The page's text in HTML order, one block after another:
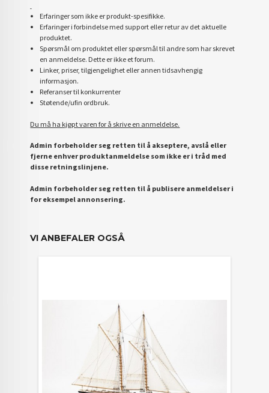
Erfaringer som ikke er produkt-spesifikke.
Erfaringer i forbindelse med support eller retur av det aktuelle
produktet.
Spørsmål om produktet eller spørsmål til andre som har skrevet
en anmeldelse. Dette er ikke et forum.
Linker, priser, tilgjengelighet eller annen tidsavhengig
informasjon.
Referanser til konkurrenter
Støtende/ufin ordbruk.
Du må ha kjøpt varen for å skrive en anmeldelse.
Admin forbeholder seg retten til å akseptere, avslå eller
fjerne enhver produktanmeldelse som ikke er i tråd med
disse retningslinjene.
Admin forbeholder seg retten til å publisere anmeldelser i
for eksempel annonsering.
VI ANBEFALER OGSÅ